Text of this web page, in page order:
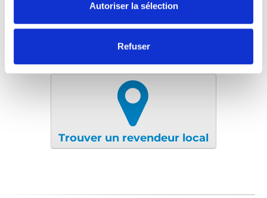
Autoriser la sélection
Refuser
démonstration.
Trouver un revendeur local